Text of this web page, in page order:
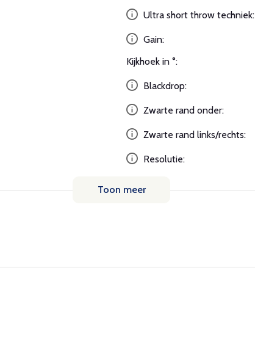
Ultra short throw techniek:
Gain:
Kijkhoek in °:
Blackdrop:
Zwarte rand onder:
Zwarte rand links/rechts:
Resolutie:
Toon meer